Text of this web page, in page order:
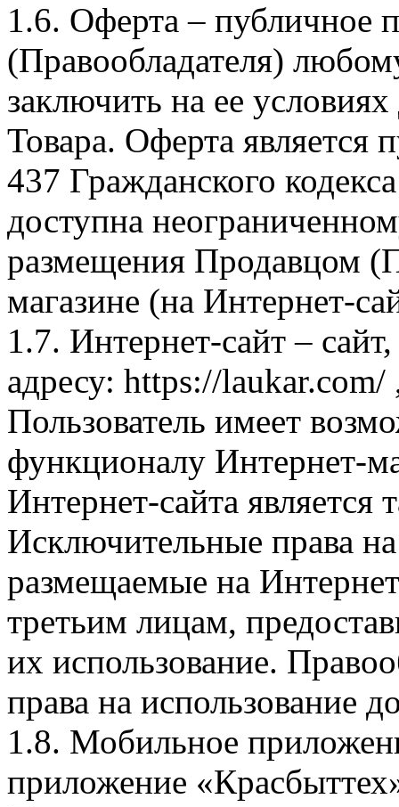
1.6. Оферта – публичное
(Правообладателя)
заключить на ее
Товара. Оферта является
437 Гражданского
доступна
размещения Продавцом
магазине (на Интернет-
1.7. Интернет-сайт –
адресу: https://laukar.com/
Пользователь имеет
функционалу Интернет-
Интернет-сайта
Исключительные права
размещаемые на
третьим лицам,
их использование.
права на использование
1.8. Мобильное
приложение